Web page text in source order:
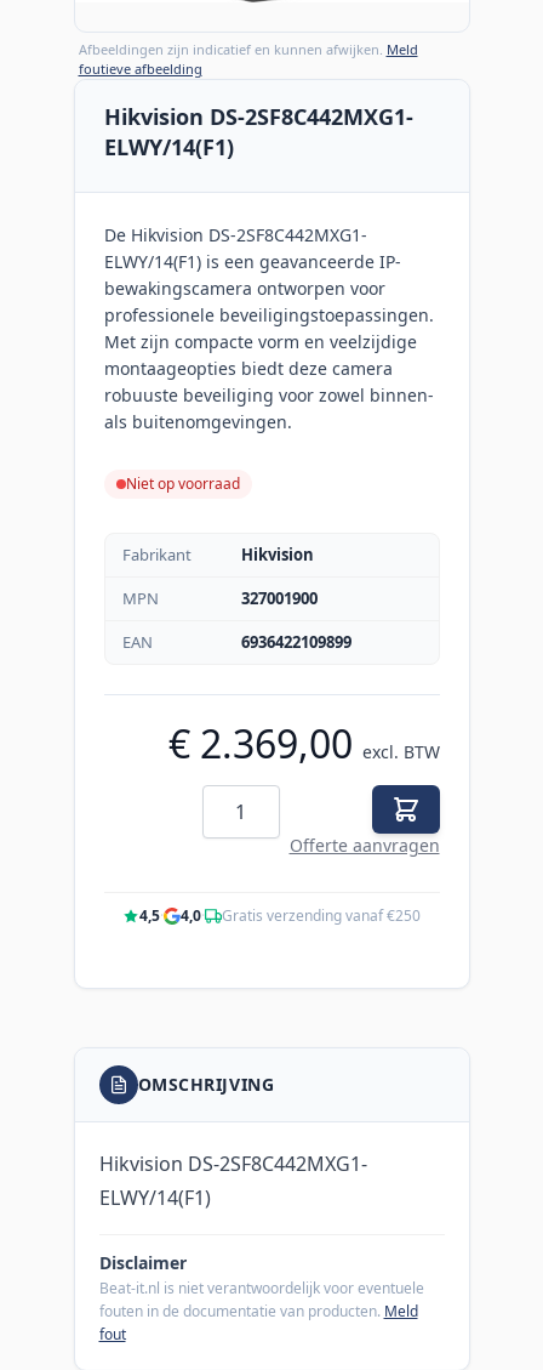
Afbeeldingen zijn indicatief en kunnen afwijken. Meld
foutieve afbeelding
Hikvision DS-2SF8C442MXG1-
ELWY/14(F1)
De Hikvision DS-2SF8C442MXG1-
ELWY/14(F1) is een geavanceerde IP-
bewakingscamera ontworpen voor
professionele beveiligingstoepassingen.
Met zijn compacte vorm en veelzijdige
montaageopties biedt deze camera
robuuste beveiliging voor zowel binnen-
als buitenomgevingen.
Niet op voorraad
Fabrikant
Hikvision
MPN
327001900
EAN
6936422109899
€ 2.369,00 excl. BTW
Aantal
Offerte aanvragen
4,5· 4,0· Gratis verzending vanaf €250
OMSCHRIJVING
Hikvision DS-2SF8C442MXG1-
ELWY/14(F1)
Disclaimer
Beat-it.nl is niet verantwoordelijk voor eventuele
fouten in de documentatie van producten. Meld
fout